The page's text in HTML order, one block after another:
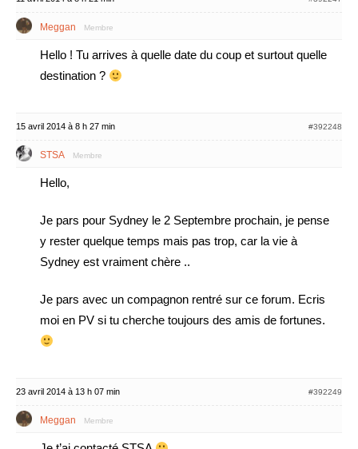
Meggan Membre
Hello ! Tu arrives à quelle date du coup et surtout quelle
destination ?
15 avril 2014 à 8 h 27 min #392248
STSA Membre
Hello,
Je pars pour Sydney le 2 Septembre prochain, je pense
y rester quelque temps mais pas trop, car la vie à
Sydney est vraiment chère ..
Je pars avec un compagnon rentré sur ce forum. Ecris
moi en PV si tu cherche toujours des amis de fortunes.
23 avril 2014 à 13 h 07 min #392249
Meggan Membre